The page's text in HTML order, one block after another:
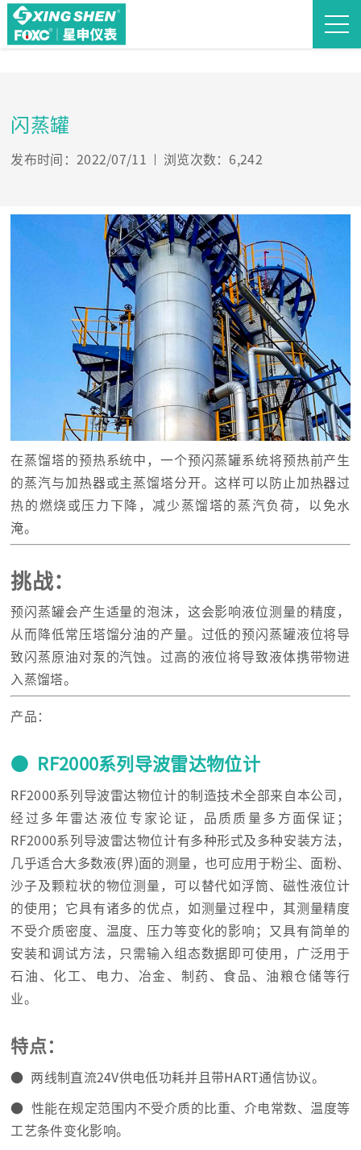
闪蒸罐
发布时间：2022/07/11 浏览次数：6,242
在蒸馏塔的预热系统中，一个预闪蒸罐系统将预热前产生
的蒸汽与加热器或主蒸馏塔分开。这样可以防止加热器过
热的燃烧或压力下降，减少蒸馏塔的蒸汽负荷，以免水
淹。
挑战：
预闪蒸罐会产生适量的泡沫，这会影响液位测量的精度，
从而降低常压塔馏分油的产量。过低的预闪蒸罐液位将导
致闪蒸原油对泵的汽蚀。过高的液位将导致液体携带物进
入蒸馏塔。
产品：
● RF2000系列导波雷达物位计
RF2000系列导波雷达物位计的制造技术全部来自本公司，
经过多年雷达液位专家论证，品质质量多方面保证；
RF2000系列导波雷达物位计有多种形式及多种安装方法，
几乎适合大多数液(界)面的测量，也可应用于粉尘、面粉、
沙子及颗粒状的物位测量，可以替代如浮筒、磁性液位计
的使用；它具有诸多的优点，如测量过程中，其测量精度
不受介质密度、温度、压力等变化的影响；又具有简单的
安装和调试方法，只需输入组态数据即可使用，广泛用于
石油、化工、电力、冶金、制药、食品、油粮仓储等行
业。
特点：
● 两线制直流24V供电低功耗并且带HART通信协议。
● 性能在规定范围内不受介质的比重、介电常数、温度等
工艺条件变化影响。